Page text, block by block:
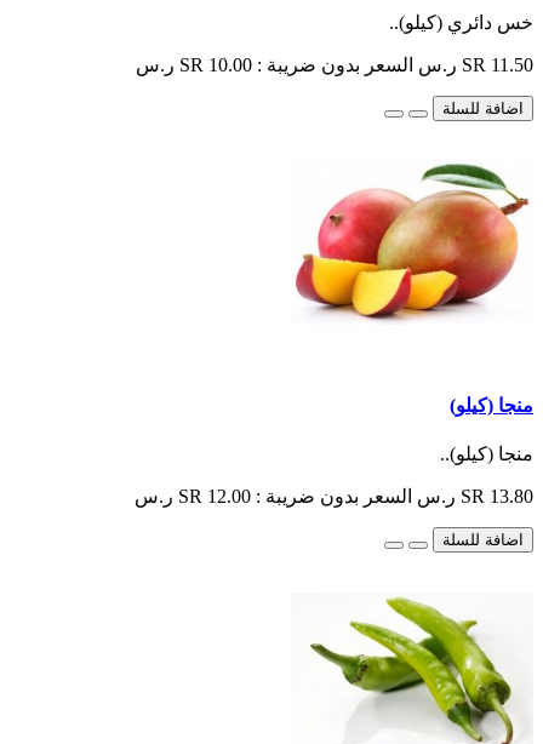
خس دائري (كيلو)..
SR 11.50 ر.س السعر بدون ضريبة : SR 10.00 ر.س
اضافة للسلة
منجا (كيلو)
منجا (كيلو)..
SR 13.80 ر.س السعر بدون ضريبة : SR 12.00 ر.س
اضافة للسلة